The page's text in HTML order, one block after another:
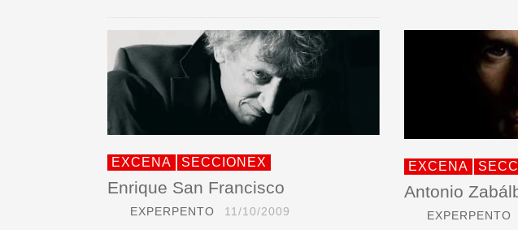
EXCENA SECCIONEX
Enrique San Francisco
EXPERPENTO 11/10/2009
EXCENA
Antonio
EXPERPENTO